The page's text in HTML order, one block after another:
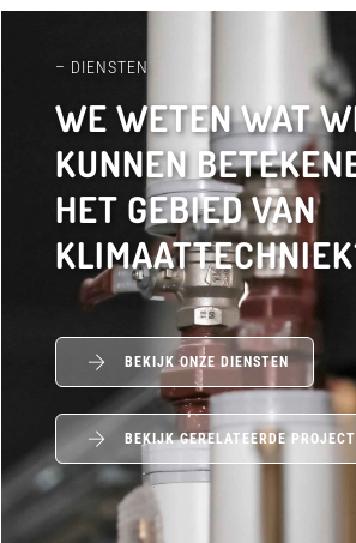
– DIENSTEN
WE WETEN WAT
KUNNEN
HET GEBIED VAN
BEKIJK ONZE DIENSTEN
BEKIJK GERELATEERDE